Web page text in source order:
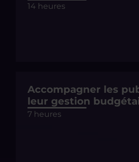
14 heures
Accompagner les
leur gestion
7 heures